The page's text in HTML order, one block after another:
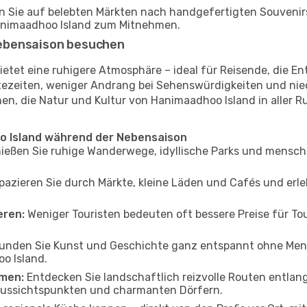
Sie auf belebten Märkten nach handgefertigten
Island zum Mitnehmen.
besuchen
eine ruhigere Atmosphäre – ideal für Reisende, die
weniger Andrang bei Sehenswürdigkeiten und
die Natur und Kultur von Hanimaadhoo Island in aller
Island während der Nebensaison
Sie ruhige Wanderwege, idyllische Parks und
Sie durch Märkte, kleine Läden und Cafés und
Weniger Touristen bedeuten oft bessere Preise für
Sie Kunst und Geschichte ganz entspannt ohne
Island.
Entdecken Sie landschaftlich reizvolle Routen
und charmanten Dörfern.